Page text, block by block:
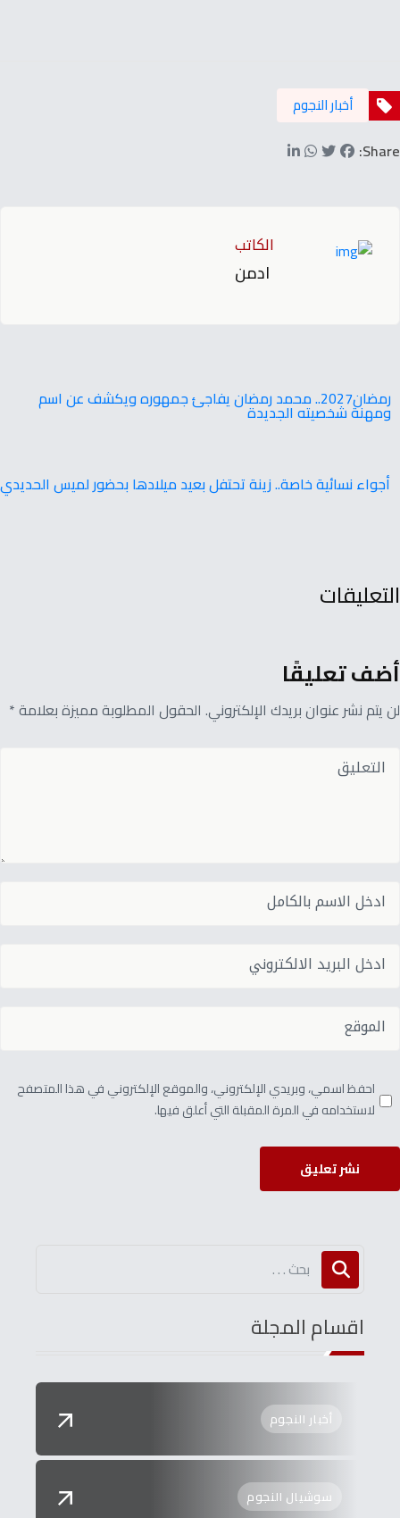
أخبار النجوم
Share:
الكاتب
ادمن
‬ومهنة‭ ‬شخصيته‭ ‬الجديدة
أجواء‭ ‬نسائية‭ ‬خاصة.. ‬زينة‭ ‬تحتفل‭ ‬بعيد‭ ‬ميلادها‭ ‬بحضور‭ ‬لميس‭ ‬الحديدي
التعليقات
أضف تعليقًا
لن يتم نشر عنوان بريدك الإلكتروني. الحقول المطلوبة مميزة بعلامة *
احفظ اسمي، وبريدي الإلكتروني، والموقع الإلكتروني في هذا المتصفح
لاستخدامه في المرة المقبلة التي أعلق فيها.
نشر تعليق
اقسام المجلة
أخبار النجوم
سوشيال النجوم